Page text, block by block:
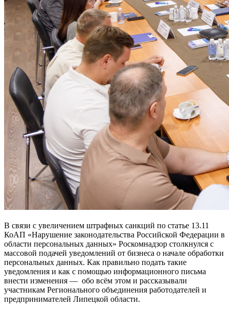
В связи с увеличением штрафных санкций по статье 13.11
КоАП «Нарушение законодательства Российской Федерации в
области персональных данных» Роскомнадзор столкнулся с
массовой подачей уведомлений от бизнеса о начале обработки
персональных данных. Как правильно подать такие
уведомления и как с помощью информационного письма
внести изменения — обо всём этом и рассказывали
участникам Регионального объединения работодателей и
предпринимателей Липецкой области.